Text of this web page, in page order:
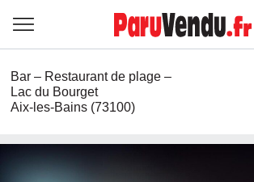
Bar – Restaurant de plage –
Lac du Bourget
Aix-les-Bains (73100)